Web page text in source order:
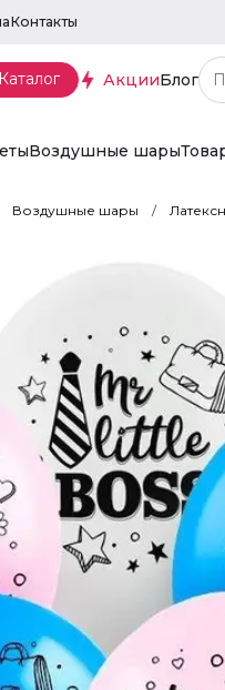
Контакты
Каталог АкцииБлог
Воздушные шары
Воздушные шары